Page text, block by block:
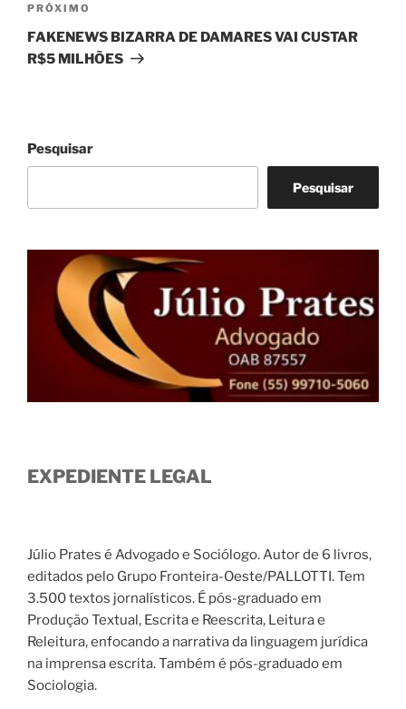
Próximo
post
PRÓXIMO
FAKENEWS BIZARRA DE DAMARES VAI CUSTAR
R$5 MILHÕES
Pesquisar
Pesquisar
EXPEDIENTE LEGAL
Júlio Prates é Advogado e Sociólogo. Autor de 6 livros,
editados pelo Grupo Fronteira-Oeste/PALLOTTI. Tem
3.500 textos jornalísticos. É pós-graduado em
Produção Textual, Escrita e Reescrita, Leitura e
Releitura, enfocando a narrativa da linguagem jurídica
na imprensa escrita. Também é pós-graduado em
Sociologia.